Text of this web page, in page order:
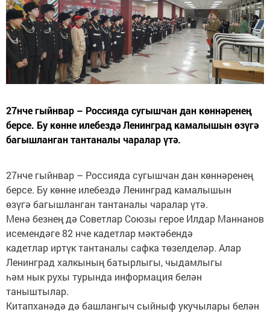
27нче гыйнвар – Россияда сугышчан дан көннәренең
берсе. Бу көнне илебездә Ленинград камалышын өзүгә
багышланган тантаналы чаралар үтә.
27нче гыйнвар – Россияда сугышчан дан көннәренең
берсе. Бу көнне илебездә Ленинград камалышын
өзүгә багышланган тантаналы чаралар үтә.
Менә безнең дә Советлар Союзы герое Илдар Маннанов
исемендәге 82 нче кадетлар мәктәбендә
кадетлар иртүк тантаналы сафка төзелделәр. Алар
Ленинград халкының батырлыгы, чыдамлыгы
һәм нык рухы турында информация белән
таныштылар.
Китапханәдә дә башлангыч сыйныф укучылары белән